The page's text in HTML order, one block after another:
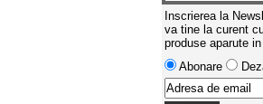
Pret:
Detalii
Inscrierea la
va tine la curent
produse aparute
Abonare